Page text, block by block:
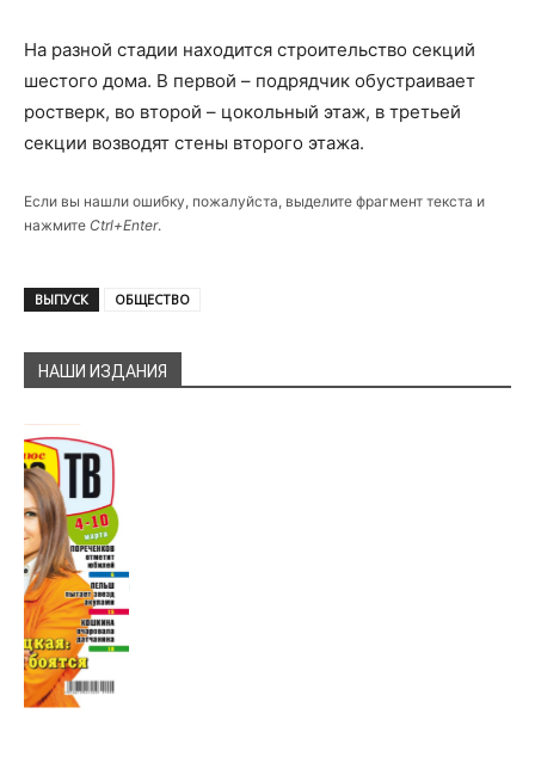
На разной стадии находится строительство секций
шестого дома. В первой – подрядчик обустраивает
ростверк, во второй – цокольный этаж, в третьей
секции возводят стены второго этажа.
Если вы нашли ошибку, пожалуйста, выделите фрагмент текста и
нажмите Ctrl+Enter.
ВЫПУСК ОБЩЕСТВО
НАШИ ИЗДАНИЯ